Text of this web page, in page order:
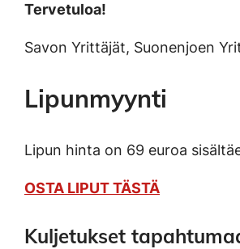
Tervetuloa!
Savon Yrittäjät, Suonenjoen
Lipunmyynti
Lipun hinta on 69 euroa
OSTA LIPUT TÄSTÄ
Kuljetukset